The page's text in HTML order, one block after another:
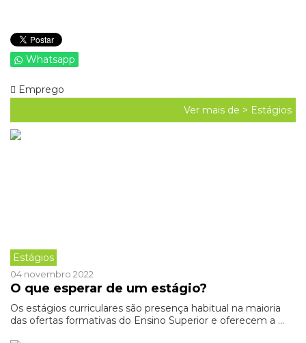
Whatsapp
Emprego
Ver mais de > Estágios
Estágios
04 novembro 2022
O que esperar de um estágio?
Os estágios curriculares são presença habitual na maioria
das ofertas formativas do Ensino Superior e oferecem a ...